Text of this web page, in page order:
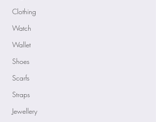
Clothing
Watch
Wallet
Shoes
Scarfs
Straps
Jewellery